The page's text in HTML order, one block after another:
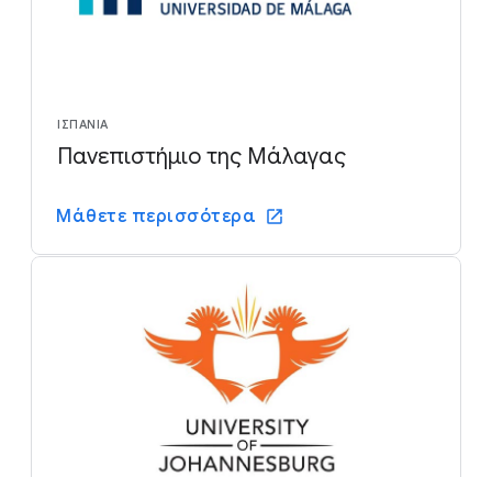
ΙΣΠΑΝΊΑ
Πανεπιστήμιο της Μάλαγας
Μάθετε περισσότερα